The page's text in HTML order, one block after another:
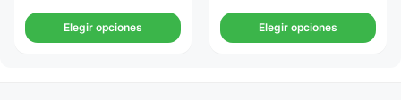
Elegir opciones Elegir opciones